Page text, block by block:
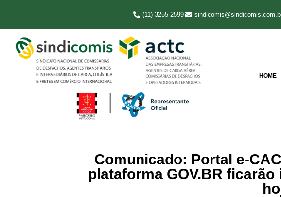
(11) 3255-2599
HOME
Comunicado: Portal e-
plataforma GOV.BR